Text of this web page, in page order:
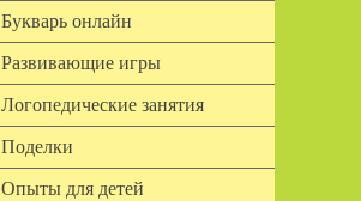
Букварь онлайн
Развивающие игры
Логопедические занятия
Поделки
Опыты для детей